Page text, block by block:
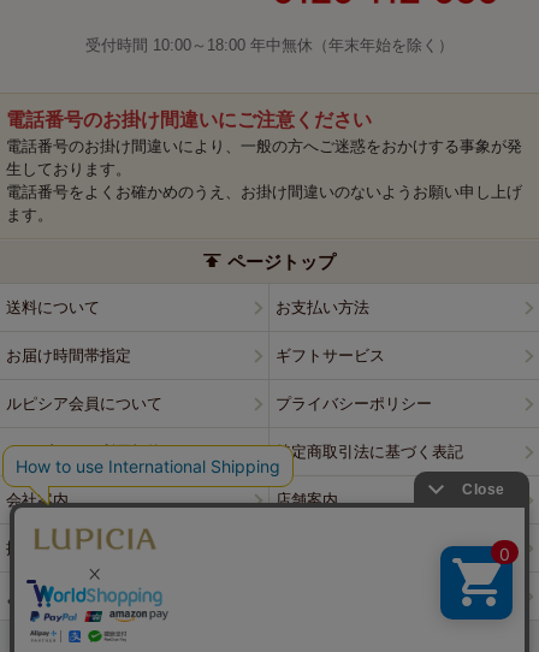
受付時間 10:00～18:00 年中無休（年末年始を除く）
電話番号のお掛け間違いにご注意ください
電話番号のお掛け間違いにより、一般の方へご迷惑をおかけする事象が発
生しております。
電話番号をよくお確かめのうえ、お掛け間違いのないようお願い申し上げ
ます。
ページトップ
送料について お支払い方法
お届け時間帯指定 ギフトサービス
ルピシア会員について プライバシーポリシー
ウェブサイト利用規約 特定商取引法に基づく表記
会社案内 店舗案内
採用情報
よくある質問